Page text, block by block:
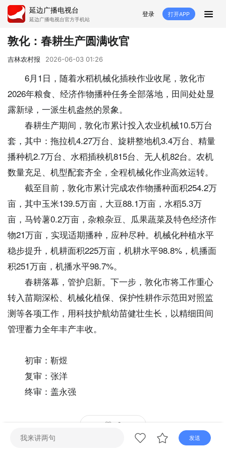
延边广播电视台
延边广播电视台官方手机站
登录 打开APP
首页
推荐 经济
短视频 红石榴 延边特色 广传
人大 融媒直播
交通文艺广播 延边卫健 延边医保 延边医院
延边商务 延边好就业 VR
直播点播
直播
敦化：春耕生产圆满收官
吉林农村报 2026-06-03 01:26
6月1日，随着水稻机械化插秧作业收尾，敦化市
2026年粮食、经济作物播种任务全部落地，田间处处显
露新绿，一派生机盎然的景象。
春耕生产期间，敦化市累计投入农业机械10.5万台
套，其中：拖拉机4.27万台、旋耕整地机3.4万台、精量
播种机2.7万台、水稻插秧机815台、无人机82台。农机
数量充足、机型配套齐全，全程机械化作业高效运转。
截至目前，敦化市累计完成农作物播种面积254.2万
亩，其中玉米139.5万亩，大豆88.1万亩，水稻5.3万
亩，马铃薯0.2万亩，杂粮杂豆、瓜果蔬菜及特色经济作
物21万亩，实现适期播种，应种尽种。机械化种植水平
稳步提升，机耕面积225万亩，机耕水平98.8%，机播面
积251万亩，机播水平98.7%。
春耕落幕，管护启新。下一步，敦化市将工作重心
转入苗期深松、机械化植保、保护性耕作示范田对照监
测等各项工作，用科技护航幼苗健壮生长，以精细田间
管理蓄力全年丰产丰收。
初审：靳煜
复审：张洋
终审：盖永强
0
发送